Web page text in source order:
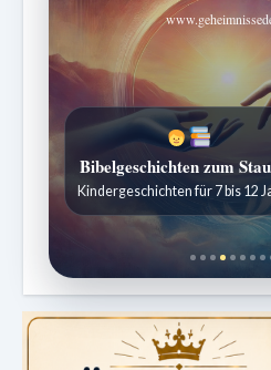
Bibelgeschichten zum
Kindergeschichten für 7 bis 12